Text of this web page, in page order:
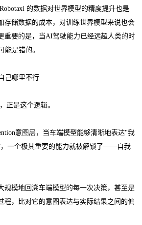
的数据对世界模型的精度提升也是
存储数据的成本，对训练世界模型来说也会
重要的是，当AI驾驶能力已经远超人类的时
能是错的。
哪里不行
是这个逻辑。
意图层，当车端模型能够清晰地表达"我
一个极其重要的能力就被解锁了——自我
模地回溯车端模型的每一次决策，甚至是
程，比对它的意图表达与实际结果之间的偏